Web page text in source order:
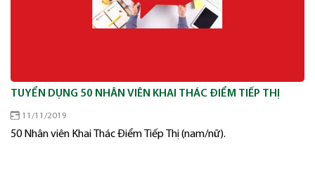
TUYỂN DỤNG 50 NHÂN VIÊN KHAI THÁC ĐIỂM TIẾP THỊ
11/11/2019
50 Nhân viên Khai Thác Điểm Tiếp Thị (nam/nữ).